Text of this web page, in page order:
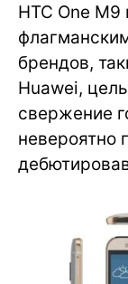
HTC One
брендов,
Huawei,
свержение
невероятно